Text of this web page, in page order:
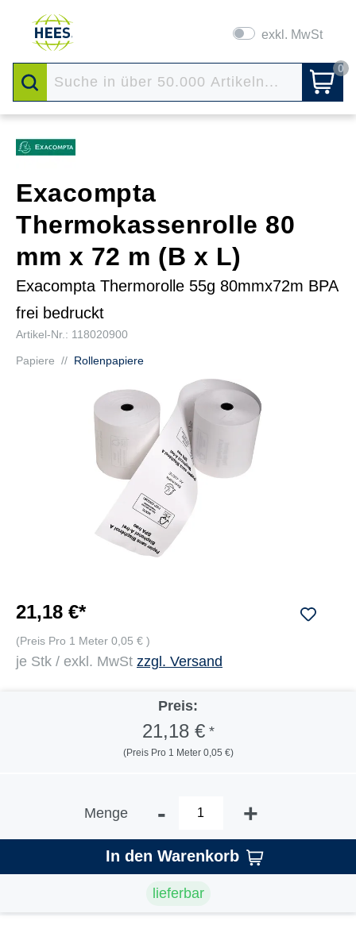
exkl. MwSt
0
Exacompta
Thermokassenrolle 80
mm x 72 m (B x L)
Exacompta Thermorolle 55g 80mmx72m BPA
frei bedruckt
Artikel-Nr.: 118020900
Papiere // Rollenpapiere
21,18 €*
(Preis Pro 1 Meter 0,05 € )
je Stk / exkl. MwSt zzgl. Versand
Preis:
21,18 €*
(Preis Pro 1 Meter 0,05 €)
Menge - +
In den Warenkorb
lieferbar